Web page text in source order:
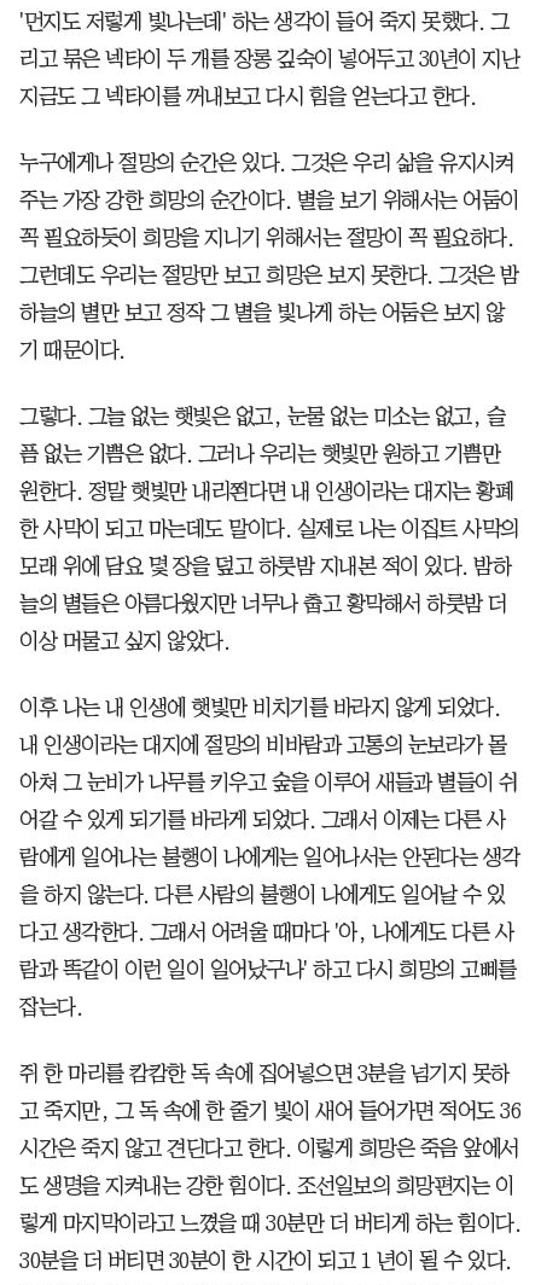
'먼지도 저렇게 빛나는데' 하는 생각이 들어 죽지 못했다. 그
리고 묶은 넥타이 두 개를 장롱 깊숙이 넣어두고 30년이 지난
지금도 그 넥타이를 꺼내보고 다시 힘을 얻는다고 한다.
누구에게나 절망의 순간은 있다. 그것은 우리 삶을 유지시켜
주는 가장 강한 희망의 순간이다. 별을 보기 위해서는 어둠이
꼭 필요하듯이 희망을 지니기 위해서는 절망이 꼭 필요하다.
그런데도 우리는 절망만 보고 희망은 보지 못한다. 그것은 밤
하늘의 별만 보고 정작 그 별을 빛나게 하는 어둠은 보지 않
기 때문이다.
그렇다. 그늘 없는 햇빛은 없고, 눈물 없는 미소는 없고, 슬
픔 없는 기쁨은 없다. 그러나 우리는 햇빛만 원하고 기쁨만
원한다. 정말 햇빛만 내리쬔다면 내 인생이라는 대지는 황폐
한 사막이 되고 마는데도 말이다. 실제로 나는 이집트 사막의
모래 위에 담요 몇 장을 덮고 하룻밤 지내본 적이 있다. 밤하
늘의 별들은 아름다웠지만 너무나 춥고 황막해서 하룻밤 더
이상 머물고 싶지 않았다.
이후 나는 내 인생에 햇빛만 비치기를 바라지 않게 되었다.
내 인생이라는 대지에 절망의 비바람과 고통의 눈보라가 몰
아쳐 그 눈비가 나무를 키우고 숲을 이루어 새들과 별들이 쉬
어갈 수 있게 되기를 바라게 되었다. 그래서 이제는 다른 사
람에게 일어나는 불행이 나에게는 일어나서는 안된다는 생각
을 하지 않는다. 다른 사람의 불행이 나에게도 일어날 수 있
다고 생각한다. 그래서 어려울 때마다 '아, 나에게도 다른 사
람과 똑같이 이런 일이 일어났구나' 하고 다시 희망의 고삐를
잡는다.
쥐 한 마리를 캄캄한 독 속에 집어넣으면 3분을 넘기지 못하
고 죽지만, 그 독 속에 한 줄기 빛이 새어 들어가면 적어도 36
시간은 죽지 않고 견딘다고 한다. 이렇게 희망은 죽음 앞에서
도 생명을 지켜내는 강한 힘이다. 조선일보의 희망편지는 이
렇게 마지막이라고 느꼈을 때 30분만 더 버티게 하는 힘이다.
30분을 더 버티면 30분이 한 시간이 되고 1 년이 될 수 있다.